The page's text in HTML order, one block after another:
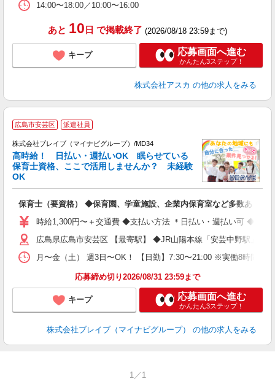
14:00〜18:00／10:00〜16:00
あと 10 日 で掲載終了 (2026/08/18 23:59まで)
キープ 応募画面へ進む
かんたん3ステップ！
株式会社アスカ の他の求人をみる
広島市安芸区 派遣社員
株式会社ブレイブ（マイナビグループ）/MD34
高時給！ 日払い・週払いOK 眠らせている
保育士資格、ここで活用しませんか？ 未経験
OK
保育士（要資格） ◆保育園、学童施設、企業内保育室など多数あり
時給1,300円〜＋交通費 ◆支払い方法 ＊日払い・週払い可 ◆交
広島県広島市安芸区 【最寄駅】 ◆JR山陽本線「安芸中野駅」
月〜金（土） 週3日〜OK！ 【日勤】7:30〜21:00 ※実働8時間勤
応募締め切り2026/08/31 23:59まで
キープ 応募画面へ進む
かんたん3ステップ！
株式会社ブレイブ（マイナビグループ） の他の求人をみる
1／1